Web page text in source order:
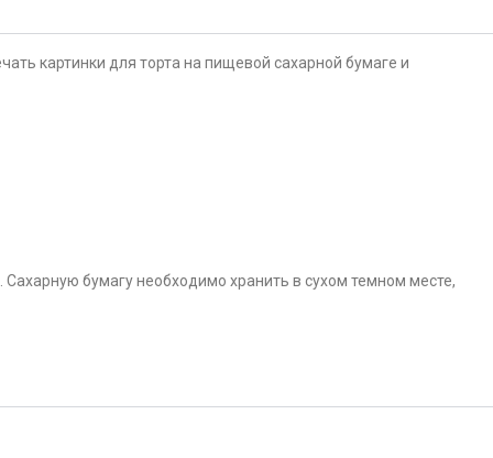
картинки для торта на пищевой сахарной бумаге и
бумагу необходимо хранить в сухом темном месте,